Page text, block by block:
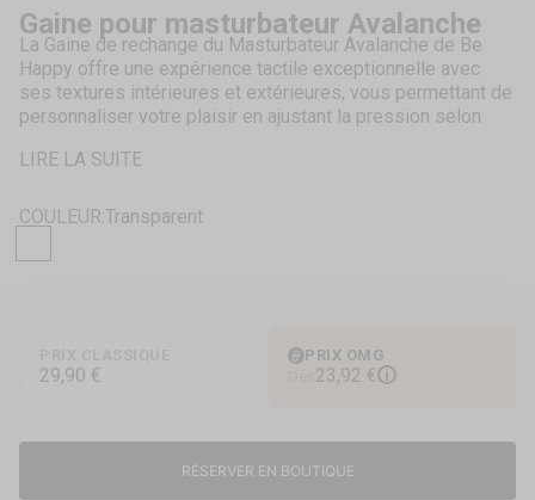
Gaine pour masturbateur Avalanche
La Gaine de rechange du Masturbateur Avalanche de Be
Happy offre une expérience tactile exceptionnelle avec
ses textures intérieures et extérieures, vous permettant de
personnaliser votre plaisir en ajustant la pression selon
Gaine de rechange
Doux
LIRE LA SUITE
COULEUR:Transparent
29,90 €
PRIX OMG
23,92 € i
RÉSERVER EN BOUTIQUE